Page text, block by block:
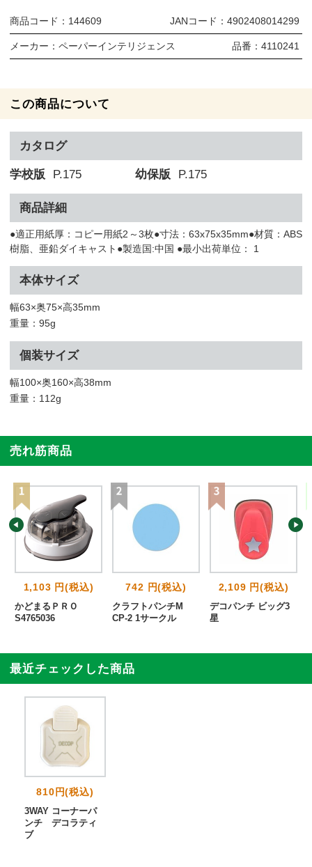
商品コード： 144609 JANコード： 4902408014299
メーカー： ペーパーインテリジェンス 品番： 4110241
この商品について
カタログ
学校版 P.175 幼保版 P.175
商品詳細
●適正用紙厚：コピー用紙2～3枚●寸法：63x75x35mm●材質：ABS
樹脂、亜鉛ダイキャスト●製造国:中国 ●最小出荷単位： 1
本体サイズ
幅63×奥75×高35mm
重量：95g
個装サイズ
幅100×奥160×高38mm
重量：112g
売れ筋商品
1,103 円(税込)
かどまるＰＲＯ
S4765036
742 円(税込)
クラフトパンチM
CP-2 1サークル
2,109 円(税込)
デコパンチ ビッグ3
星
最近チェックした商品
810円(税込)
3WAY コーナーパ
ンチ デコラティ
ブ